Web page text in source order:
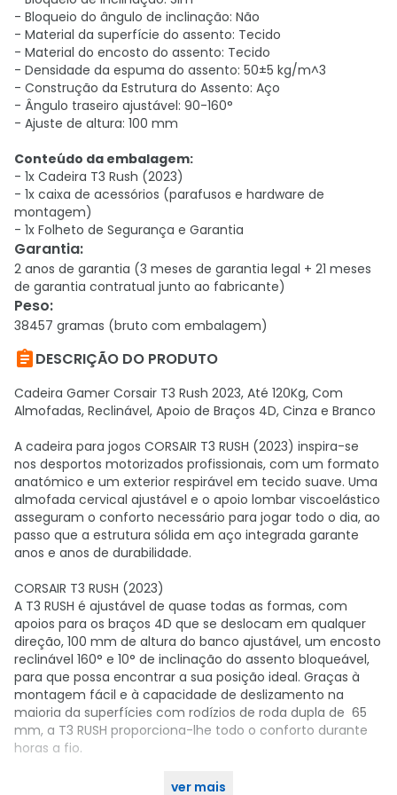
- Bloqueio do ângulo de inclinação: Não
- Material da superfície do assento: Tecido
- Material do encosto do assento: Tecido
- Densidade da espuma do assento: 50±5 kg/m^3
- Construção da Estrutura do Assento: Aço
- Ângulo traseiro ajustável: 90-160°
- Ajuste de altura: 100 mm
Conteúdo da embalagem:
- 1x Cadeira T3 Rush (2023)
- 1x caixa de acessórios (parafusos e hardware de
montagem)
- 1x Folheto de Segurança e Garantia
Garantia:
2 anos de garantia (3 meses de garantia legal + 21 meses
de garantia contratual junto ao fabricante)
Peso:
38457 gramas (bruto com embalagem)
DESCRIÇÃO DO PRODUTO
Cadeira Gamer Corsair T3 Rush 2023, Até 120Kg, Com
Almofadas, Reclinável, Apoio de Braços 4D, Cinza e Branco
A cadeira para jogos CORSAIR T3 RUSH (2023) inspira-se
nos desportos motorizados profissionais, com um formato
anatómico e um exterior respirável em tecido suave. Uma
almofada cervical ajustável e o apoio lombar viscoelástico
asseguram o conforto necessário para jogar todo o dia, ao
passo que a estrutura sólida em aço integrada garante
anos e anos de durabilidade.
CORSAIR T3 RUSH (2023)
A T3 RUSH é ajustável de quase todas as formas, com
apoios para os braços 4D que se deslocam em qualquer
direção, 100 mm de altura do banco ajustável, um encosto
reclinável 160° e 10° de inclinação do assento bloqueável,
para que possa encontrar a sua posição ideal. Graças à
montagem fácil e à capacidade de deslizamento na
maioria da superfícies com rodízios de roda dupla de 65
mm, a T3 RUSH proporciona-lhe todo o conforto durante
horas a fio.
ver mais